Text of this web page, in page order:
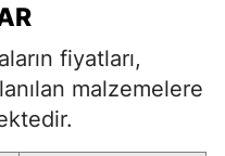
fiyatları,
malzemelere